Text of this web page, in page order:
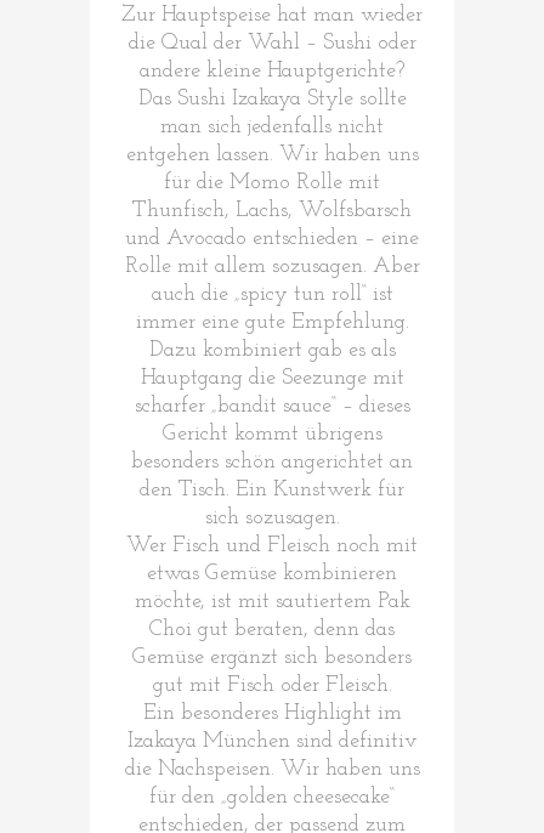
Zur Hauptspeise hat man wieder
die Qual der Wahl – Sushi oder
andere kleine Hauptgerichte?
Das Sushi Izakaya Style sollte
man sich jedenfalls nicht
entgehen lassen. Wir haben uns
für die Momo Rolle mit
Thunfisch, Lachs, Wolfsbarsch
und Avocado entschieden – eine
Rolle mit allem sozusagen. Aber
auch die „spicy tun roll“ ist
immer eine gute Empfehlung.
Dazu kombiniert gab es als
Hauptgang die Seezunge mit
scharfer „bandit sauce“ – dieses
Gericht kommt übrigens
besonders schön angerichtet an
den Tisch. Ein Kunstwerk für
sich sozusagen.
Wer Fisch und Fleisch noch mit
etwas Gemüse kombinieren
möchte, ist mit sautiertem Pak
Choi gut beraten, denn das
Gemüse ergänzt sich besonders
gut mit Fisch oder Fleisch.
Ein besonderes Highlight im
Izakaya München sind definitiv
die Nachspeisen. Wir haben uns
für den „golden cheesecake“
entschieden, der passend zum